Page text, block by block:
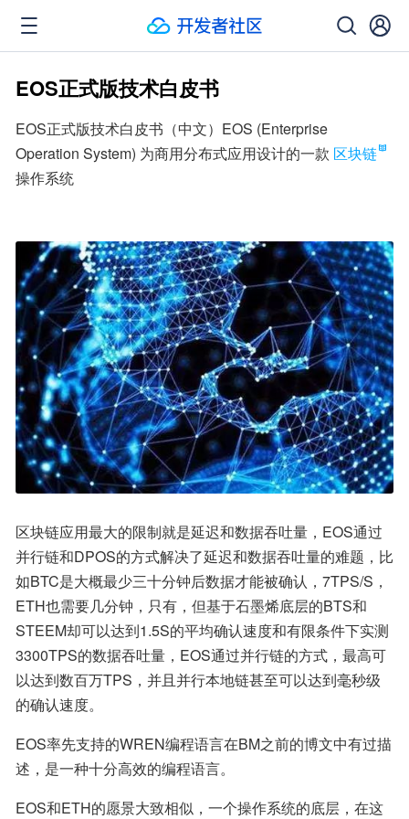
EOS正式版技术白皮书
EOS正式版技术白皮书（中文）EOS (Enterprise
Operation System) 为商用分布式应用设计的一款 区块链
操作系统
区块链应用最大的限制就是延迟和数据吞吐量，EOS通过
并行链和DPOS的方式解决了延迟和数据吞吐量的难题，比
如BTC是大概最少三十分钟后数据才能被确认，7TPS/S，
ETH也需要几分钟，只有，但基于石墨烯底层的BTS和
STEEM却可以达到1.5S的平均确认速度和有限条件下实测
3300TPS的数据吞吐量，EOS通过并行链的方式，最高可
以达到数百万TPS，并且并行本地链甚至可以达到毫秒级
的确认速度。
EOS率先支持的WREN编程语言在BM之前的博文中有过描
述，是一种十分高效的编程语言。
EOS和ETH的愿景大致相似，一个操作系统的底层，在这